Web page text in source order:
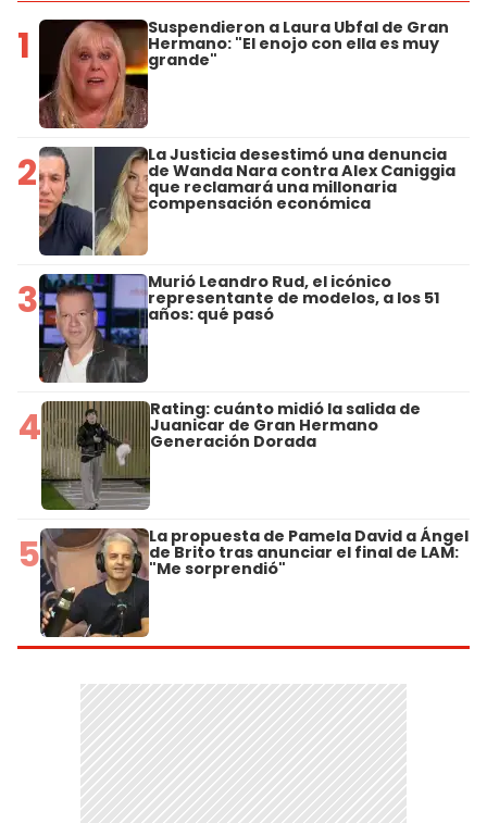
1 Suspendieron a Laura Ubfal de Gran
Hermano: "El enojo con ella es muy
grande"
2 La Justicia desestimó una denuncia
de Wanda Nara contra Alex Caniggia
que reclamará una millonaria
compensación económica
3 Murió Leandro Rud, el icónico
representante de modelos, a los 51
años: qué pasó
4 Rating: cuánto midió la salida de
Juanicar de Gran Hermano
Generación Dorada
5 La propuesta de Pamela David a Ángel
de Brito tras anunciar el final de LAM:
"Me sorprendió"